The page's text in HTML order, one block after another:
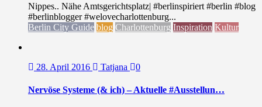
Nippes.. Nähe Amtsgerichtsplatz| #berlinspiriert #berlin #blog
#berlinblogger #welovecharlottenburg...
Berlin City Guide blog Charlottenburg Inspiration Kultur
28. April 2016 Tatjana 0
Nervöse Systeme (& ich) – Aktuelle #Ausstellun…